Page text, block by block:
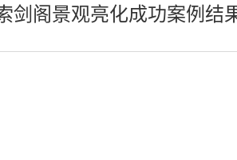
剑阁景观亮化成功案例结